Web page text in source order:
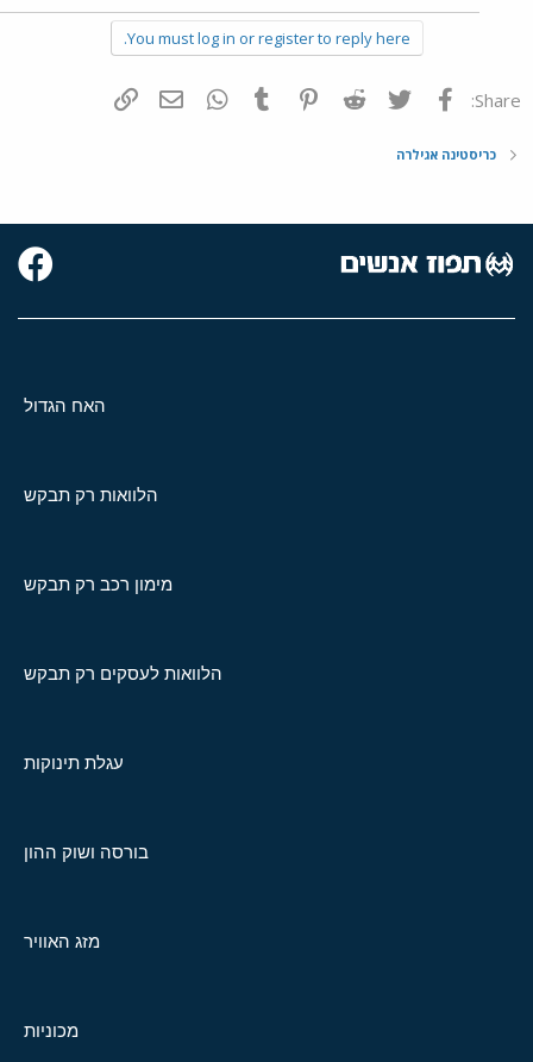
You must log in or register to reply here.
Share: פייסבוק Twitter
Reddit
Pinterest
Tumblr
WhatsAppדואר אלקטרוני
כריסטינה אגילרה
האח הגדול
הלוואות רק תבקש
מימון רכב רק תבקש
הלוואות לעסקים רק תבקש
עגלת תינוקות
בורסה ושוק ההון
מזג האוויר
מכוניות